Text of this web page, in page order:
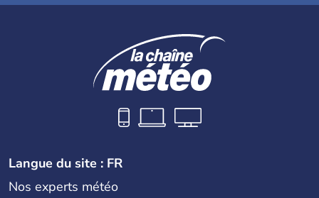
Langue du site : FR
Nos experts météo